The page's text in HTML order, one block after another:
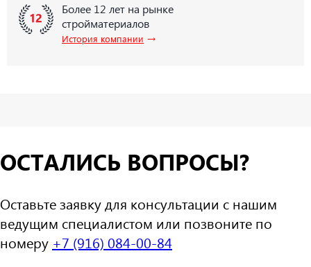
Более 12 лет на рынке
стройматериалов
История компании →
ОСТАЛИСЬ ВОПРОСЫ?
Оставьте заявку для консультации с нашим
ведущим специалистом или позвоните по
номеру +7 (916) 084-00-84